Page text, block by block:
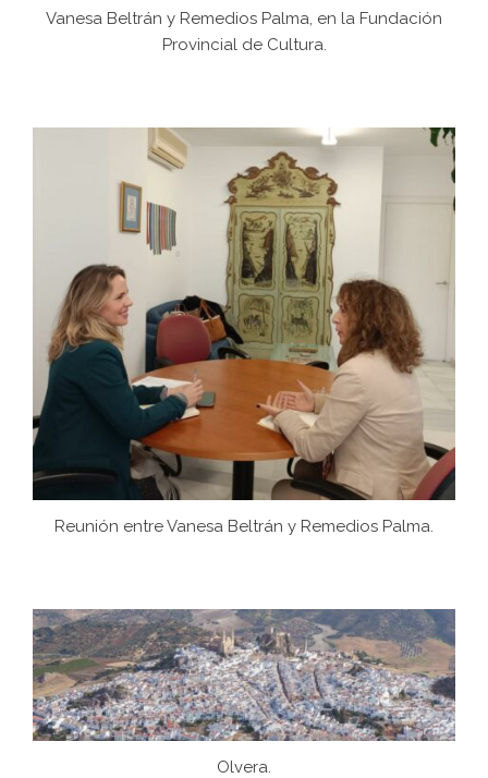
Vanesa Beltrán y Remedios Palma, en la Fundación
Provincial de Cultura.
Reunión entre Vanesa Beltrán y Remedios Palma.
Olvera.